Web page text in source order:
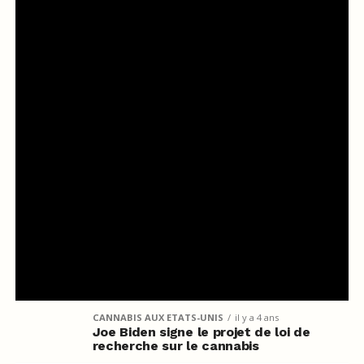
CANNABIS AUX ETATS-UNIS il y a 4 ans
Joe Biden signe le projet de loi de
recherche sur le cannabis